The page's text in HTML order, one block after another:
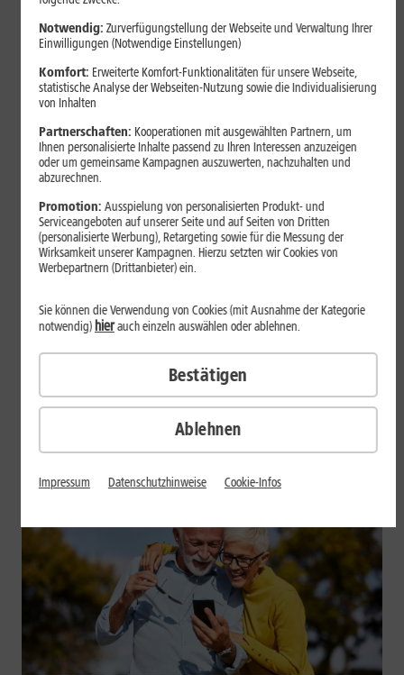
Bestenliste
Smartphones mit langer
Akkulaufzeit 2026: Diese Modelle
halten im Alltag besonders lange
durch
Smartphones mit langer Akkulaufzeit sind 2026 gefragter denn
je. Der Artikel zeigt Modelle, die besonders lange durchhalten,
erklärt die wichtigsten Einflussfaktoren und vergleicht Geräte mit
großem Akku und hoher Energieeffizienz.
Mehr erfahren
Notwendig: Zurverfügungstellung der Webseite und Verwaltung Ihrer
Einwilligungen (Notwendige Einstellungen)
Komfort: Erweiterte Komfort-Funktionalitäten für unsere Webseite,
statistische Analyse der Webseiten-Nutzung sowie die Individualisierung
von Inhalten
Partnerschaften: Kooperationen mit ausgewählten Partnern, um
Ihnen personalisierte Inhalte passend zu Ihren Interessen anzuzeigen
oder um gemeinsame Kampagnen auszuwerten, nachzuhalten und
abzurechnen.
Promotion: Ausspielung von personalisierten Produkt- und
Serviceangeboten auf unserer Seite und auf Seiten von Dritten
(personalisierte Werbung), Retargeting sowie für die Messung der
Wirksamkeit unserer Kampagnen. Hierzu setzten wir Cookies von
Werbepartnern (Drittanbieter) ein.
Ablehnen
Sie können die Verwendung von Cookies (mit Ausnahme der Kategorie
notwendig) hierauch einzeln auswählen oder ablehnen.
Bestätigen
Impressum Datenschutzhinweise Cookie-Infos